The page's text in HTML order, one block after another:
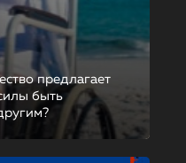
предлагает
быть